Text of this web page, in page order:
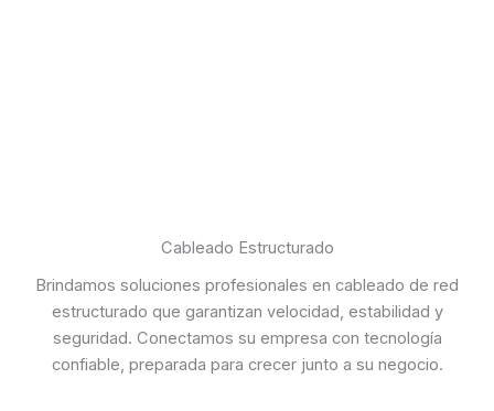
Cableado Estructurado
Brindamos soluciones profesionales en cableado de red
estructurado que garantizan velocidad, estabilidad y
seguridad. Conectamos su empresa con tecnología
confiable, preparada para crecer junto a su negocio.